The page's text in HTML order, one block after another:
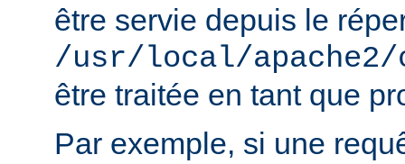
être servie depuis le
/usr/local/
être traitée en tant que
Par exemple, si une